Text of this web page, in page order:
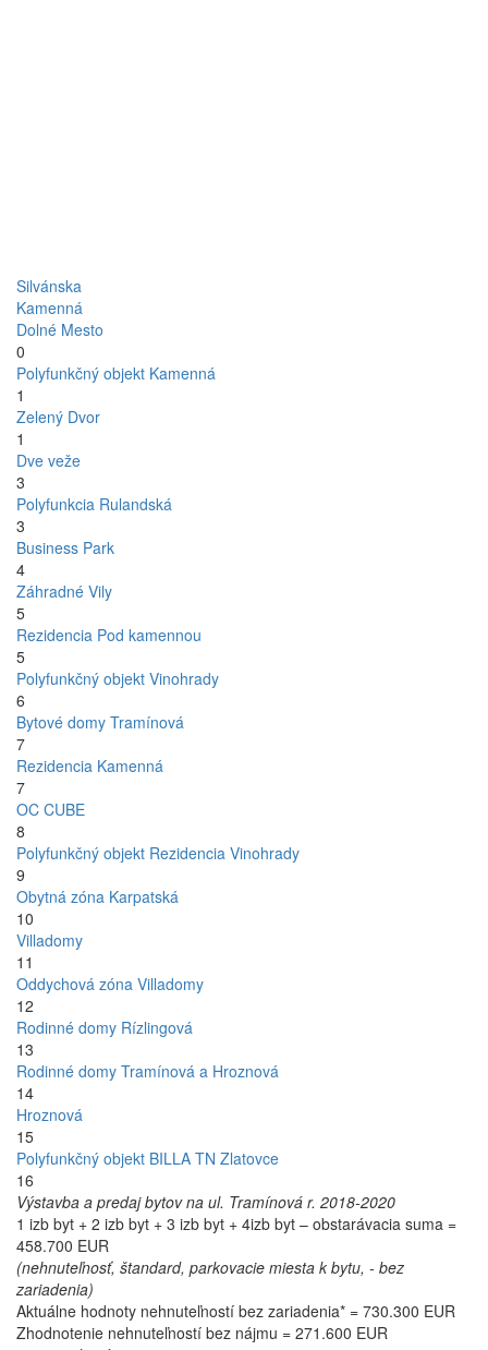
Silvánska
Kamenná
Dolné Mesto
0
Polyfunkčný objekt Kamenná
1
Zelený Dvor
1
Dve veže
3
Polyfunkcia Rulandská
3
Business Park
4
Záhradné Vily
5
Rezidencia Pod kamennou
5
Polyfunkčný objekt Vinohrady
6
Bytové domy Tramínová
7
Rezidencia Kamenná
7
OC CUBE
8
Polyfunkčný objekt Rezidencia Vinohrady
9
Obytná zóna Karpatská
10
Villadomy
11
Oddychová zóna Villadomy
12
Rodinné domy Rízlingová
13
Rodinné domy Tramínová a Hroznová
14
Hroznová
15
Polyfunkčný objekt BILLA TN Zlatovce
16
Výstavba a predaj bytov na ul. Tramínová r. 2018-2020
1 izb byt + 2 izb byt + 3 izb byt + 4izb byt – obstarávacia suma =
458.700 EUR
(nehnuteľnosť, štandard, parkovacie miesta k bytu, - bez
zariadenia)
Aktuálne hodnoty nehnuteľností bez zariadenia* = 730.300 EUR
Zhodnotenie nehnuteľností bez nájmu = 271.600 EUR